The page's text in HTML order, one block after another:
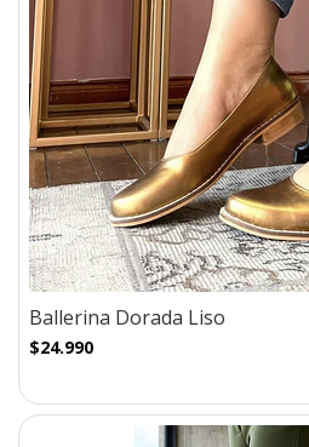
Ballerina Dorada Liso
$24.990